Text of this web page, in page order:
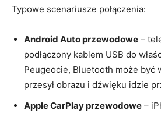
Typowe scenariusze połączenia:
Android Auto przewodowe –
podłączony kablem USB do
Peugeocie, Bluetooth może być
przesył obrazu i dźwięku idzie
Apple CarPlay przewodowe –